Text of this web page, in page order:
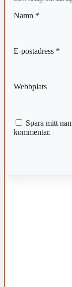
Namn *
E-postadress *
Webbplats
Spara mitt
kommentar.